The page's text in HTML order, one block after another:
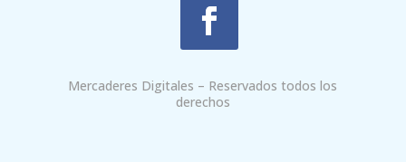
Mercaderes Digitales – Reservados todos los
derechos